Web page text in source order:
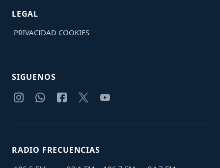
LEGAL
PRIVACIDAD COOKIES
SIGUENOS
RADIO FRECUENCIAS